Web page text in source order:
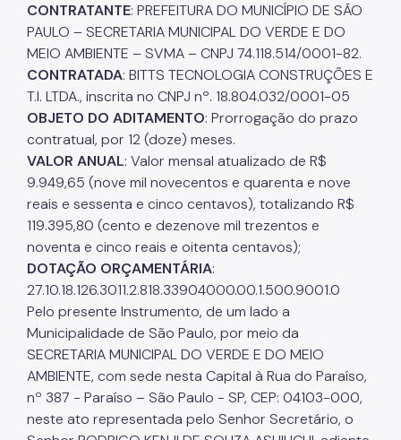
Programas
Município VerdeAzul
Legislação
Biblioteca
Ouvidoria Geral
CONTRATANTE: PREFEITURA DO MUNICÍPIO DE SÃO
PAULO – SECRETARIA MUNICIPAL DO VERDE E DO
MEIO AMBIENTE – SVMA – CNPJ 74.118.514/0001-82.
CONTRATADA: BITTS TECNOLOGIA CONSTRUÇÕES E
T.I. LTDA., inscrita no CNPJ nº. 18.804.032/0001-05
OBJETO DO ADITAMENTO: Prorrogação do prazo
contratual, por 12 (doze) meses.
VALOR ANUAL: Valor mensal atualizado de R$
9.949,65 (nove mil novecentos e quarenta e nove
reais e sessenta e cinco centavos), totalizando R$
119.395,80 (cento e dezenove mil trezentos e
noventa e cinco reais e oitenta centavos);
DOTAÇÃO ORÇAMENTÁRIA:
27.10.18.126.3011.2.818.33904000.00.1.500.9001.0
Pelo presente Instrumento, de um lado a
Municipalidade de São Paulo, por meio da
SECRETARIA MUNICIPAL DO VERDE E DO MEIO
AMBIENTE, com sede nesta Capital à Rua do Paraíso,
nº 387 - Paraíso – São Paulo - SP, CEP: 04103-000,
neste ato representada pelo Senhor Secretário, o